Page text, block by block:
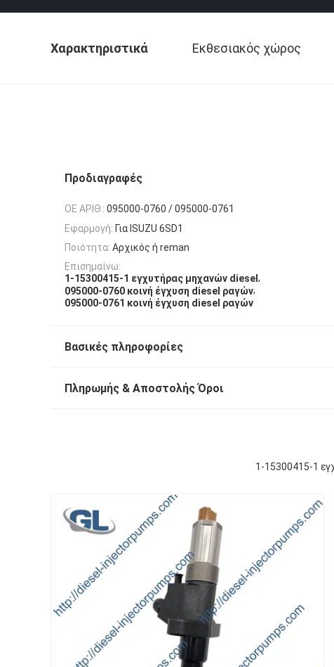
Χαρακτηριστικά Εκθεσιακός χώρος
Προδιαγραφές
OE ΑΡΙΘ.: 095000-0760 / 095000-0761
Εφαρμογή: Για ISUZU 6SD1
Ποιότητα: Αρχικός ή reman
Επισημαίνω:
1-15300415-1 εγχυτήρας μηχανών diesel ,
095000-0760 κοινή έγχυση diesel ραγών,
095000-0761 κοινή έγχυση diesel ραγών
Βασικές πληροφορίες
Πληρωμής & Αποστολής Όροι
1-15300415-1